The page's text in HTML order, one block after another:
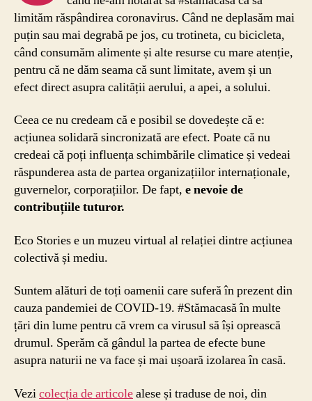
limităm răspândirea coronavirus. Când ne deplasăm mai
puțin sau mai degrabă pe jos, cu trotineta, cu bicicleta,
când consumăm alimente și alte resurse cu mare atenție,
pentru că ne dăm seama că sunt limitate, avem și un
efect direct asupra calității aerului, a apei, a solului.
Ceea ce nu credeam că e posibil se dovedește că e:
acțiunea solidară sincronizată are efect. Poate că nu
credeai că poți influența schimbările climatice și vedeai
răspunderea asta de partea organizațiilor internaționale,
guvernelor, corporațiilor. De fapt, e nevoie de
contribuțiile tuturor.
Eco Stories e un muzeu virtual al relației dintre acțiunea
colectivă și mediu.
Suntem alături de toți oamenii care suferă în prezent din
cauza pandemiei de COVID-19. #Stămacasă în multe
țări din lume pentru că vrem ca virusul să își oprească
drumul. Sperăm că gândul la partea de efecte bune
asupra naturii ne va face și mai ușoară izolarea în casă.
Vezicolecția de articolealese și traduse de noi, din